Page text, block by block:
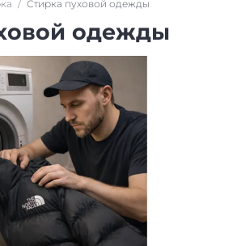
Стирка пуховой одежды
одежды